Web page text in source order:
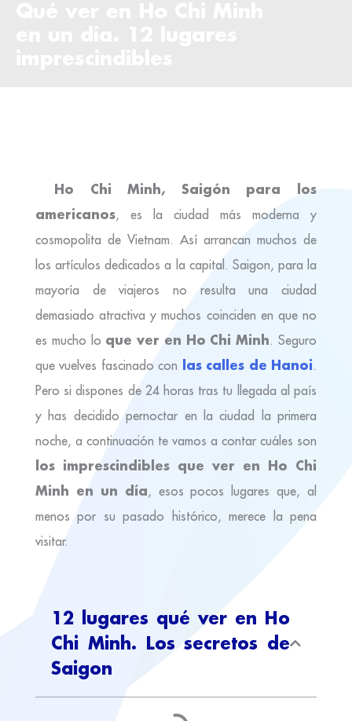
Ho Chi Minh, Saigón para los
americanos, es la ciudad más moderna y
cosmopolita de Vietnam. Así arrancan muchos de
los artículos dedicados a la capital. Saigon, para la
mayoría de viajeros no resulta una ciudad
demasiado atractiva y muchos coinciden en que no
es mucho lo que ver en Ho Chi Minh. Seguro
que vuelves fascinado con
las calles de Hanoi.
Pero si dispones de 24 horas tras tu llegada al país
y has decidido pernoctar en la ciudad la primera
noche, a continuación te vamos a contar cuáles son
los imprescindibles que ver en Ho Chi
Minh en un día, esos pocos lugares que, al
menos por su pasado histórico, merece la pena
visitar.
12 lugares qué ver en Ho
Chi Minh. Los secretos de
Saigon